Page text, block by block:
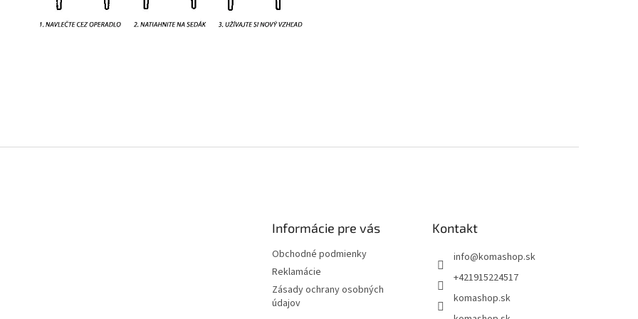
Informácie pre vás
Obchodné podmienky
Reklamácie
Zásady ochrany osobných
údajov
Kontakt
info@komashop.sk
+421915224517
komashop.sk